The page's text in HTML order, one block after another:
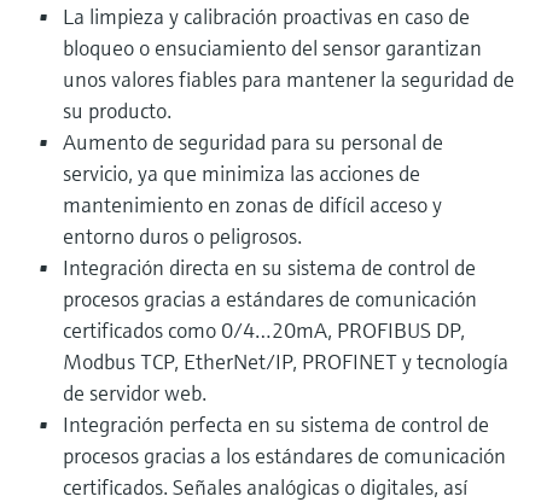
La limpieza y calibración proactivas en caso de
bloqueo o ensuciamiento del sensor garantizan
unos valores fiables para mantener la seguridad de
su producto.
Aumento de seguridad para su personal de
servicio, ya que minimiza las acciones de
mantenimiento en zonas de difícil acceso y
entorno duros o peligrosos.
Integración directa en su sistema de control de
procesos gracias a estándares de comunicación
certificados como 0/4…20mA, PROFIBUS DP,
Modbus TCP, EtherNet/IP, PROFINET y tecnología
de servidor web.
Integración perfecta en su sistema de control de
procesos gracias a los estándares de comunicación
certificados. Señales analógicas o digitales, así